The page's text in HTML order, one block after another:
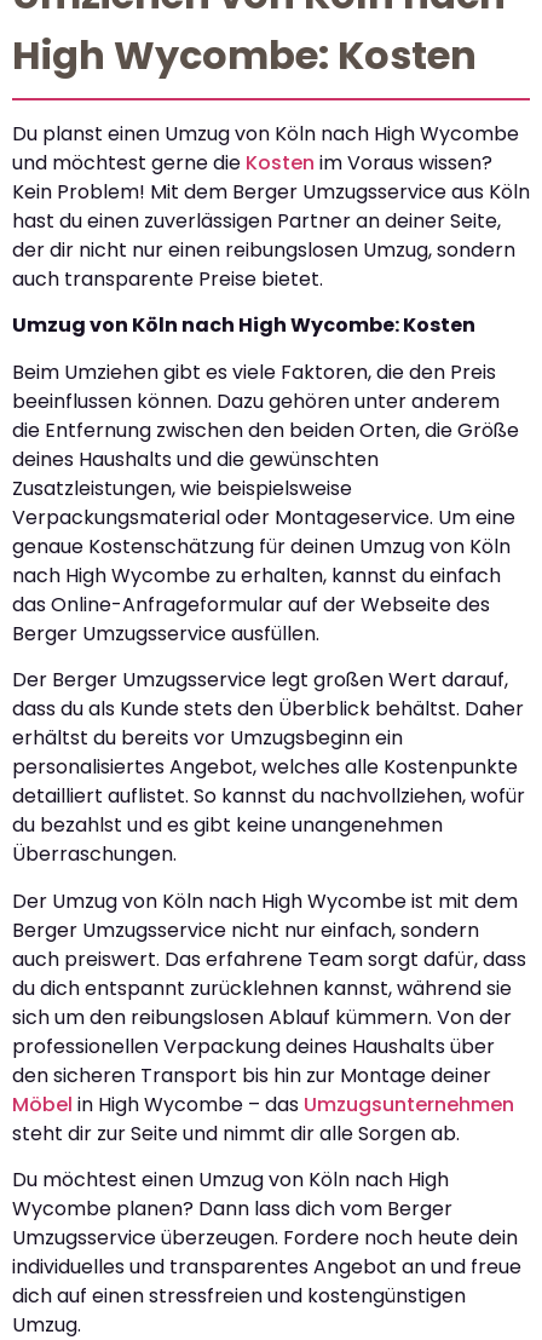
High Wycombe: Kosten
Du planst einen Umzug von Köln nach High Wycombe
und möchtest gerne die Kosten im Voraus wissen?
Kein Problem! Mit dem Berger Umzugsservice aus Köln
hast du einen zuverlässigen Partner an deiner Seite,
der dir nicht nur einen reibungslosen Umzug, sondern
auch transparente Preise bietet.
Umzug von Köln nach High Wycombe: Kosten
Beim Umziehen gibt es viele Faktoren, die den Preis
beeinflussen können. Dazu gehören unter anderem
die Entfernung zwischen den beiden Orten, die Größe
deines Haushalts und die gewünschten
Zusatzleistungen, wie beispielsweise
Verpackungsmaterial oder Montageservice. Um eine
genaue Kostenschätzung für deinen Umzug von Köln
nach High Wycombe zu erhalten, kannst du einfach
das Online-Anfrageformular auf der Webseite des
Berger Umzugsservice ausfüllen.
Der Berger Umzugsservice legt großen Wert darauf,
dass du als Kunde stets den Überblick behältst. Daher
erhältst du bereits vor Umzugsbeginn ein
personalisiertes Angebot, welches alle Kostenpunkte
detailliert auflistet. So kannst du nachvollziehen, wofür
du bezahlst und es gibt keine unangenehmen
Überraschungen.
Der Umzug von Köln nach High Wycombe ist mit dem
Berger Umzugsservice nicht nur einfach, sondern
auch preiswert. Das erfahrene Team sorgt dafür, dass
du dich entspannt zurücklehnen kannst, während sie
sich um den reibungslosen Ablauf kümmern. Von der
professionellen Verpackung deines Haushalts über
den sicheren Transport bis hin zur Montage deiner
Möbel in High Wycombe – das Umzugsunternehmen
steht dir zur Seite und nimmt dir alle Sorgen ab.
Du möchtest einen Umzug von Köln nach High
Wycombe planen? Dann lass dich vom Berger
Umzugsservice überzeugen. Fordere noch heute dein
individuelles und transparentes Angebot an und freue
dich auf einen stressfreien und kostengünstigen
Umzug.